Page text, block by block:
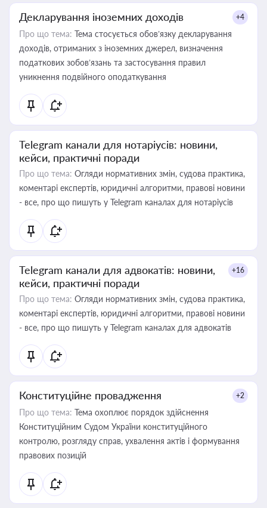
Декларування іноземних доходів +4
Про що тема: Тема стосується обов’язку декларування
доходів, отриманих з іноземних джерел, визначення
податкових зобов’язань та застосування правил
уникнення подвійного оподаткування
Telegram канали для нотаріусів: новини,
кейси, практичні поради
Про що тема: Огляди нормативних змін, судова практика,
коментарі експертів, юридичні алгоритми, правові новини
- все, про що пишуть у Telegram каналах для нотаріусів
Telegram канали для адвокатів: новини,
кейси, практичні поради
+16
Про що тема: Огляди нормативних змін, судова практика,
коментарі експертів, юридичні алгоритми, правові новини
- все, про що пишуть у Telegram каналах для адвокатів
Конституційне провадження +2
Про що тема: Тема охоплює порядок здійснення
Конституційним Судом України конституційного
контролю, розгляду справ, ухвалення актів і формування
правових позицій